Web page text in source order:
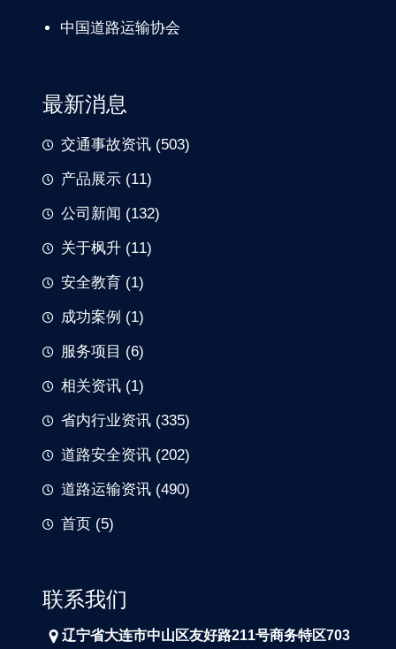
中国道路运输协会
最新消息
交通事故资讯 (503)
产品展示 (11)
公司新闻 (132)
关于枫升 (11)
安全教育 (1)
成功案例 (1)
服务项目 (6)
相关资讯 (1)
省内行业资讯 (335)
道路安全资讯 (202)
道路运输资讯 (490)
首页 (5)
联系我们
辽宁省大连市中山区友好路211号商务特区703